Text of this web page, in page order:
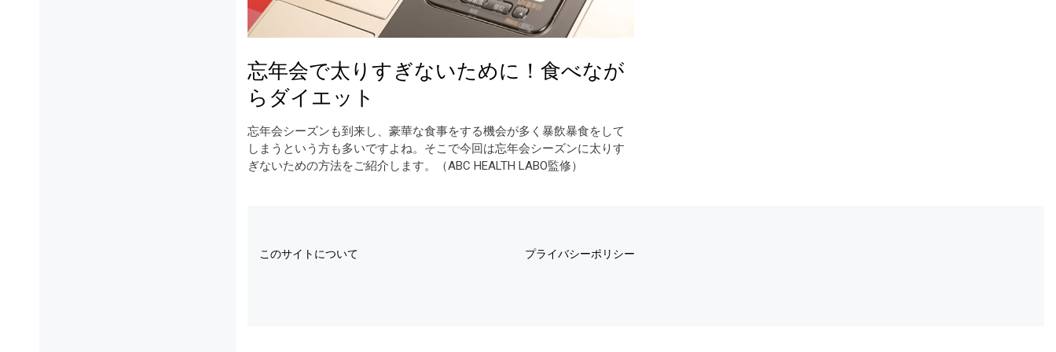
忘年会で太りすぎないために！食べなが
らダイエット
忘年会シーズンも到来し、豪華な食事をする機会が多く暴飲暴食をして
しまうという方も多いですよね。そこで今回は忘年会シーズンに太りす
ぎないための方法をご紹介します。（ABC HEALTH LABO監修）
このサイトについて プライバシーポリシー